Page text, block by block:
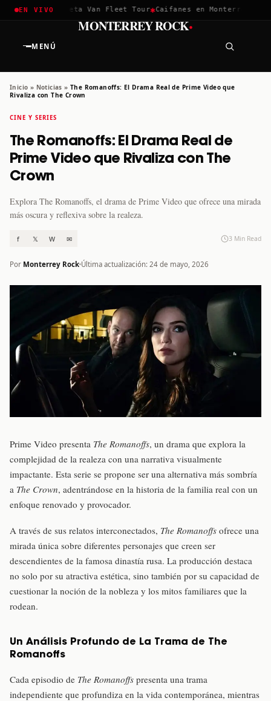
EN VIVO
2026 ✱Greta Van Fleet Tour✱Caifanes en Monterrey · 12
MENÚ
MONTERREY ROCK·
Inicio » Noticias » The Romanoffs: El Drama Real de Prime Video que
Rivaliza con The Crown
CINE Y SERIES
The Romanoffs: El Drama Real de
Prime Video que Rivaliza con The
Crown
Explora The Romanoffs, el drama de Prime Video que ofrece una mirada
más oscura y reflexiva sobre la realeza.
f 𝕏 W ✉ 3 Min Read
Por Monterrey Rock Última actualización: 24 de mayo, 2026
Prime Video presenta The Romanoffs, un drama que explora la
complejidad de la realeza con una narrativa visualmente
impactante. Esta serie se propone ser una alternativa más sombría
a The Crown, adentrándose en la historia de la familia real con un
enfoque renovado y provocador.
A través de sus relatos interconectados, The Romanoffs ofrece una
mirada única sobre diferentes personajes que creen ser
descendientes de la famosa dinastía rusa. La producción destaca
no solo por su atractiva estética, sino también por su capacidad de
cuestionar la noción de la nobleza y los mitos familiares que la
rodean.
Un Análisis Profundo de La Trama de The
Romanoffs
Cada episodio de The Romanoffs presenta una trama
independiente que profundiza en la vida contemporánea, mientras